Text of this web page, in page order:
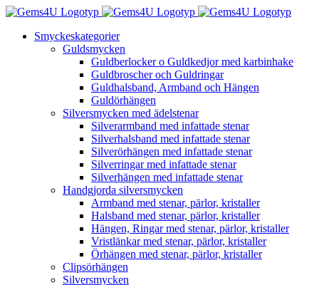
Fortsätt
innehålletSmyckeskategorier
Guldsmycken
Guldberlocker o Guldkedjor med karbinhake
Guldbroscher och Guldringar
Guldhalsband, Armband och Hängen
Guldörhängen
Silversmycken med ädelstenar
Silverarmband med infattade stenar
Silverhalsband med infattade stenar
Silverörhängen med infattade stenar
Silverringar med infattade stenar
Silverhängen med infattade stenar
Handgjorda silversmycken
Armband med stenar, pärlor, kristaller
Halsband med stenar, pärlor, kristaller
Hängen, Ringar med stenar, pärlor, kristaller
Vristlänkar med stenar, pärlor, kristaller
Örhängen med stenar, pärlor, kristaller
Clipsörhängen
Silversmycken